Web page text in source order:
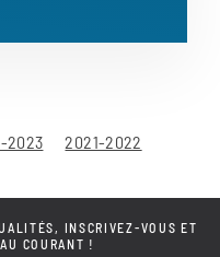
2023 2021-2022
INSCRIVEZ-VOUS ET
COURANT !